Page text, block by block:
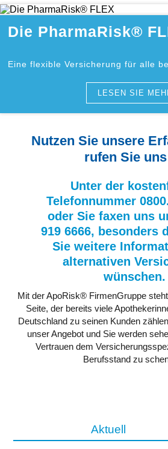
Die PharmaRisk®
Eine flexible Versicherung für alle
LESEN SIE
Nutzen Sie unsere
rufen Sie
Unter der
Telefonnummer
oder Sie faxen uns
919 6666, besonders
Sie weitere
alternativen
wünschen.
Mit der ApoRisk® FirmenGruppe
Seite, der bereits viele
Deutschland zu seinen Kunden
unser Angebot und Sie werden
Vertrauen dem
Berufsstand zu
Aktuell